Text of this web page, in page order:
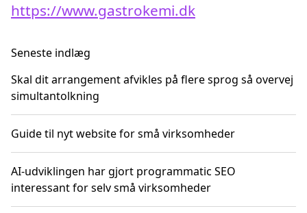
https://www.gastrokemi.dk
Seneste indlæg
Skal dit arrangement afvikles på flere sprog så overvej
simultantolkning
Guide til nyt website for små virksomheder
AI-udviklingen har gjort programmatic SEO
interessant for selv små virksomheder